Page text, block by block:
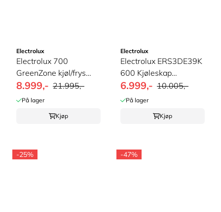
Electrolux
Electrolux 700
GreenZone kjøl/frys
Integrert ...
8.999,- 21.995,-
På lager
Kjøp
Electrolux
Electrolux ERS3DE39K
600 Kjøleskap
DynamicAir ...
6.999,- 10.005,-
På lager
Kjøp
-25% -47%